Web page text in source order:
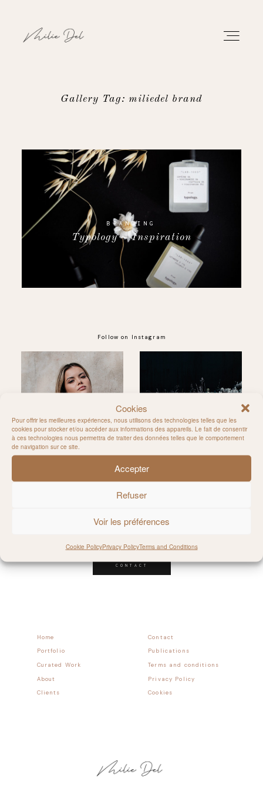
Cookies
Pour offrir les meilleures expériences, nous utilisons des technologies telles que les
cookies pour stocker et/ou accéder aux informations des appareils. Le fait de consentir
à ces technologies nous permettra de traiter des données telles que le comportement
de navigation sur ce site.
Accepter
Refuser
Voir les préférences
Cookie PolicyPrivacy PolicyTerms and Conditions
ABOUT
CONTACT
Gallery Tag: miliedel brand
BRANDING
Typology ~ Inspiration
Follow on Instagram
Contact
Home
Publications
Portfolio
Terms and conditions
Curated Work
CONTACT
Privacy Policy
About
Cookies
Clients